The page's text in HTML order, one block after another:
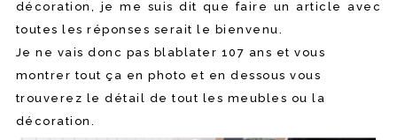
décoration, je me suis dit que faire un article avec
toutes les réponses serait le bienvenu.
Je ne vais donc pas blablater 107 ans et vous
montrer tout ça en photo et en dessous vous
trouverez le détail de tout les meubles ou la
décoration.